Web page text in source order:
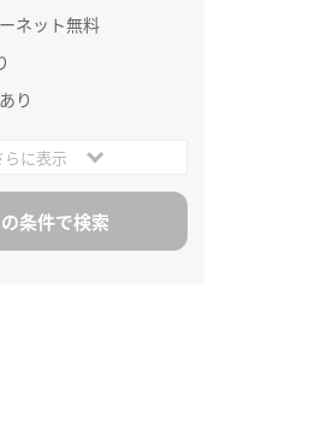
ネット無料
り
らに表示